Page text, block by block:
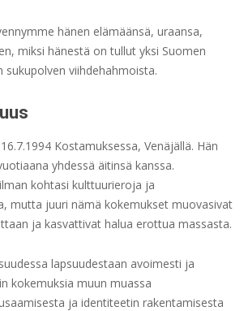
hänen elämäänsä, uraansa,
miksi hänestä on tullut yksi Suomen
viihdehahmoista.
Kostamuksessa, Venäjällä. Hän
yhdessä äitinsä kanssa.
kohtasi kulttuurieroja ja
mutta juuri nämä kokemukset muovasivat
ja kasvattivat halua erottua massasta.
lapsuudestaan avoimesti ja
kokemuksia muun muassa
ja identiteetin rakentamisesta